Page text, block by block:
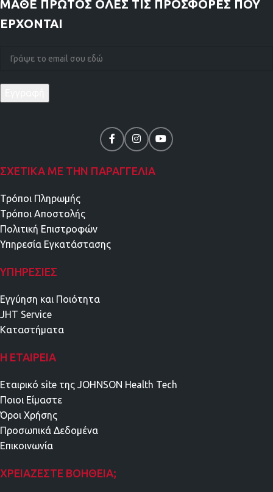
ΜΑΘΕ ΠΡΩΤΟΣ ΟΛΕΣ ΤΙΣ ΠΡΟΣΦΟΡΕΣ ΠΟΥ
ΕΡΧΟΝΤΑΙ
ΣΧΕΤΙΚΑ ΜΕ ΤΗΝ ΠΑΡΑΓΓΕΛΙΑ
Τρόποι Πληρωμής
Τρόποι Αποστολής
Πολιτική Επιστροφών
Υπηρεσία Εγκατάστασης
ΥΠΗΡΕΣΊΕΣ
Εγγύηση και Ποιότητα
JHT Service
Καταστήματα
Η ΕΤΑΙΡΕΊΑ
Εταιρικό site της JOHNSON Health Tech
Ποιοι Είμαστε
Όροι Χρήσης
Προσωπικά Δεδομένα
Επικοινωνία
ΧΡΕΙΆΖΕΣΤΕ ΒΟΉΘΕΙΑ;